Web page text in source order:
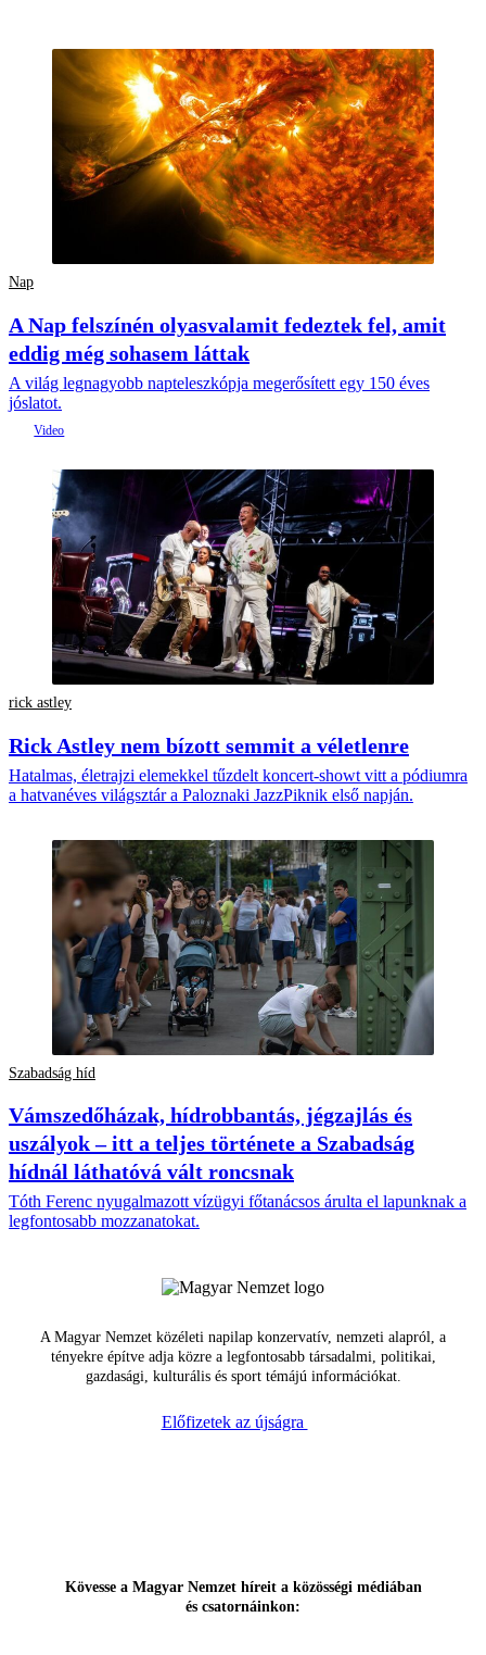
Nap
A Nap felszínén olyasvalamit fedeztek fel, amit
eddig még sohasem láttak
A világ legnagyobb napteleszkópja megerősített egy 150 éves
jóslatot.
rick astley
Rick Astley nem bízott semmit a véletlenre
Hatalmas, életrajzi elemekkel tűzdelt koncert-showt vitt a pódiumra
a hatvanéves világsztár a Paloznaki JazzPiknik első napján.
Szabadság híd
Vámszedőházak, hídrobbantás, jégzajlás és
uszályok – itt a teljes története a Szabadság
hídnál láthatóvá vált roncsnak
Tóth Ferenc nyugalmazott vízügyi főtanácsos árulta el lapunknak a
legfontosabb mozzanatokat.
A Magyar Nemzet közéleti napilap konzervatív, nemzeti alapról, a
tényekre építve adja közre a legfontosabb társadalmi, politikai,
gazdasági, kulturális és sport témájú információkat.
Előfizetek az újságra
Kövesse a Magyar Nemzet híreit a közösségi médiában
és csatornáinkon: